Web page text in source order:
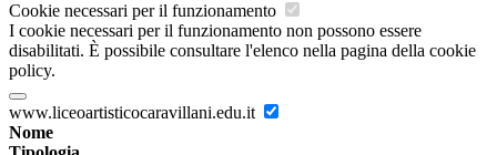
Cookie necessari per il funzionamento
I cookie necessari per il funzionamento non possono essere
disabilitati. È possibile consultare l'elenco nella pagina della cookie
policy.
www.liceoartisticocaravillani.edu.it
Nome